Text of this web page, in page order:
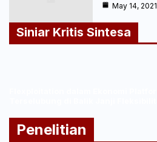
May 14, 2021
Siniar Kritis Sintesa
Penelitian